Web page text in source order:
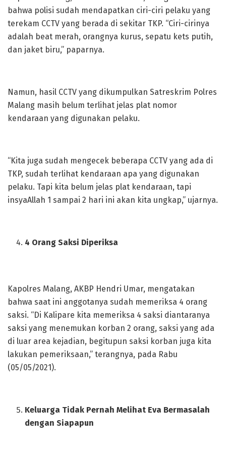
bahwa polisi sudah mendapatkan ciri-ciri pelaku yang
terekam CCTV yang berada di sekitar TKP. “Ciri-cirinya
adalah beat merah, orangnya kurus, sepatu kets putih,
dan jaket biru,” paparnya.
Namun, hasil CCTV yang dikumpulkan Satreskrim Polres
Malang masih belum terlihat jelas plat nomor
kendaraan yang digunakan pelaku.
“Kita juga sudah mengecek beberapa CCTV yang ada di
TKP, sudah terlihat kendaraan apa yang digunakan
pelaku. Tapi kita belum jelas plat kendaraan, tapi
insyaAllah 1 sampai 2 hari ini akan kita ungkap,” ujarnya.
4 Orang Saksi Diperiksa
Kapolres Malang, AKBP Hendri Umar, mengatakan
bahwa saat ini anggotanya sudah memeriksa 4 orang
saksi. “Di Kalipare kita memeriksa 4 saksi diantaranya
saksi yang menemukan korban 2 orang, saksi yang ada
di luar area kejadian, begitupun saksi korban juga kita
lakukan pemeriksaan,” terangnya, pada Rabu
(05/05/2021).
Keluarga Tidak Pernah Melihat Eva Bermasalah
dengan Siapapun